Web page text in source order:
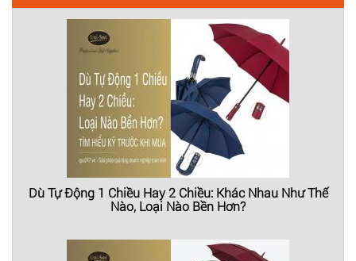
Dù Tự Động 1 Chiều Hay 2 Chiều: Khác Nhau Như Thế
Nào, Loại Nào Bền Hơn?